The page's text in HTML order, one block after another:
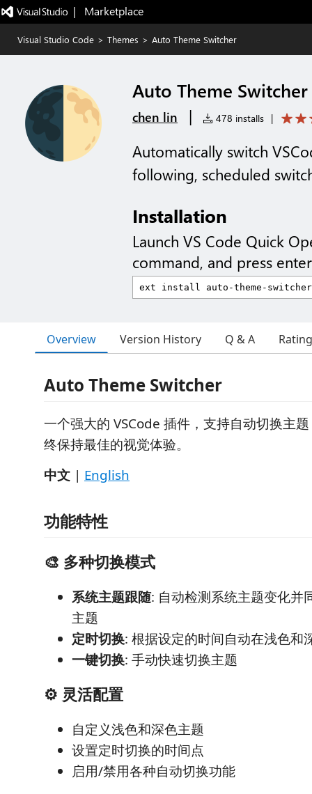
|   Marketplace
Visual Studio Code > Themes > Auto Theme Switcher
Auto Theme Switcher
chen lin | 478 installs |
Automatically switch
following, scheduled
Installation
Launch VS Code Quick
command, and press
Overview Version History Q & A
Auto Theme Switcher
一个强大的 VSCode 插件，支持自动切换主
终保持最佳的视觉体验。
中文 | English
功能特性
🎨 多种切换模式
系统主题跟随: 自动检测系统主题变化并
主题
定时切换: 根据设定的时间自动在浅色和
一键切换: 手动快速切换主题
⚙️ 灵活配置
自定义浅色和深色主题
设置定时切换的时间点
启用/禁用各种自动切换功能